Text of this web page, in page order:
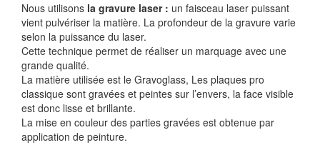
Nous utilisons la gravure laser : un faisceau laser puissant
vient pulvériser la matière. La profondeur de la gravure varie
selon la puissance du laser.
Cette technique permet de réaliser un marquage avec une
grande qualité.
La matière utilisée est le Gravoglass, Les plaques pro
classique sont gravées et peintes sur l’envers, la face visible
est donc lisse et brillante.
La mise en couleur des parties gravées est obtenue par
application de peinture.